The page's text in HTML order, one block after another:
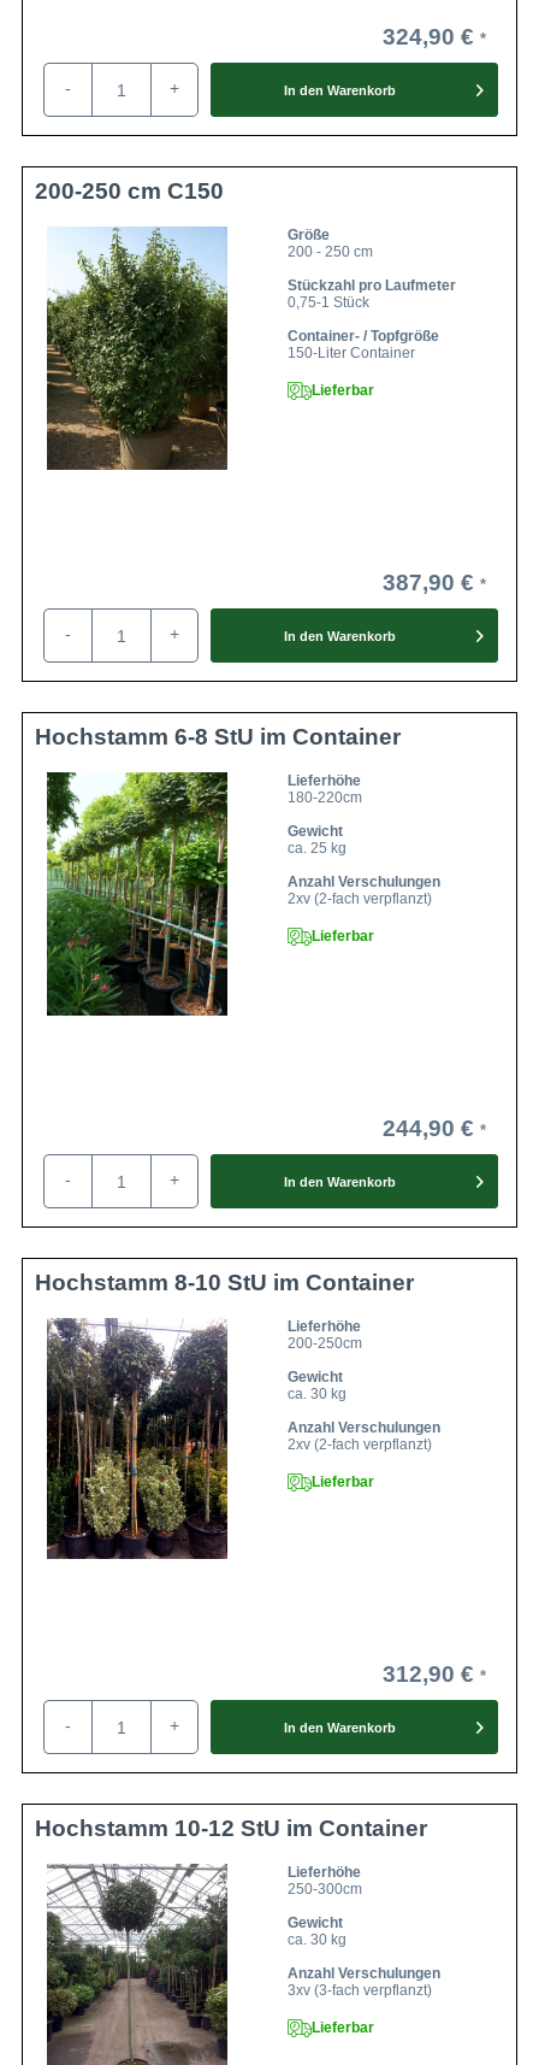
324,90 €
- + In den Warenkorb
200-250 cm C150
Größe
200 - 250 cm
Stückzahl pro Laufmeter
0,75-1 Stück
Container- / Topfgröße
150-Liter Container
Lieferbar
387,90 €
- + In den Warenkorb
Hochstamm 6-8 StU im Container
Lieferhöhe
180-220cm
Gewicht
ca. 25 kg
Anzahl Verschulungen
2xv (2-fach verpflanzt)
Lieferbar
244,90 €
- + In den Warenkorb
Hochstamm 8-10 StU im Container
Lieferhöhe
200-250cm
Gewicht
ca. 30 kg
Anzahl Verschulungen
2xv (2-fach verpflanzt)
Lieferbar
312,90 €
- + In den Warenkorb
Hochstamm 10-12 StU im Container
Lieferhöhe
250-300cm
Gewicht
ca. 30 kg
Anzahl Verschulungen
3xv (3-fach verpflanzt)
Lieferbar